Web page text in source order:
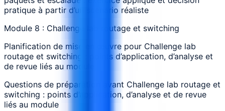
pratique à partir d’un scénario réaliste
Module 8 : Challenge lab routage et switching
Planification de mise en œuvre pour Challenge lab
routage et switching : points d’application, d’analyse et
de revue liés au module
Questions de préparation avant Challenge lab routage et
switching : points d’application, d’analyse et de revue
liés au module